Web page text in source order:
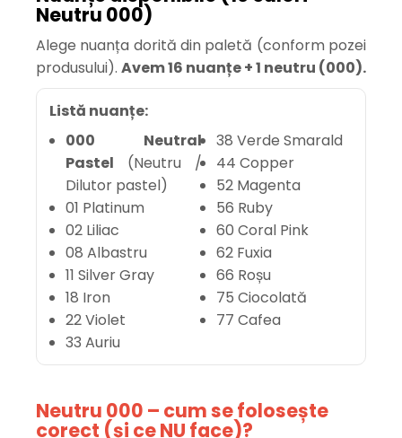
Neutru 000)
Alege nuanța dorită din paletă (conform pozei
produsului). Avem 16 nuanțe + 1 neutru (000).
Listă nuanțe:
000 Neutral
Pastel (Neutru /
Dilutor pastel)
01 Platinum
02 Liliac
08 Albastru
11 Silver Gray
18 Iron
22 Violet
33 Auriu
38 Verde Smarald
44 Copper
52 Magenta
56 Ruby
60 Coral Pink
62 Fuxia
66 Roșu
75 Ciocolată
77 Cafea
Neutru 000 – cum se folosește
corect (și ce NU face)?